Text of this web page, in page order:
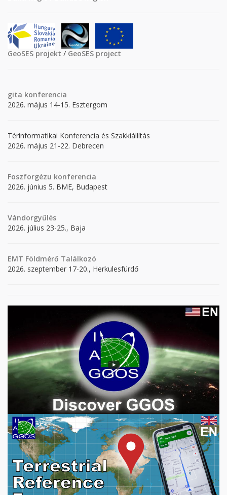
GeoSES projekt / GeoSES project
gita konferencia
2026. május 14-15. Esztergom
Térinformatikai Konferencia és Szakkiállítás
2026. május 21-22. Debrecen
Foszforgézu konferencia
2026. június 5. BME, Budapest
Vándorgyűlés
2026. július 23-25., Baja
EMT Földmérő Találkozó
2026. szeptember 17-20., Herkulesfürdő